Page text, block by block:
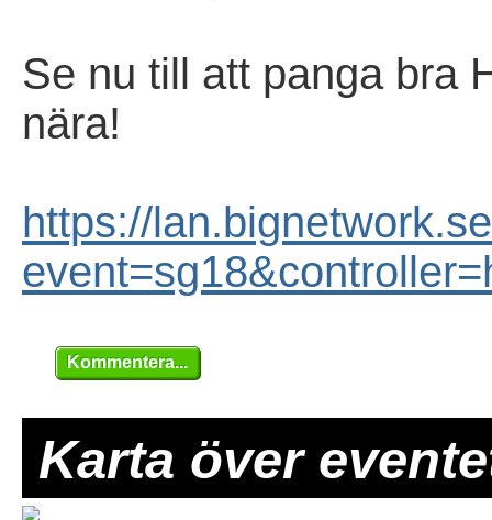
Se nu till att panga bra
nära!
https://
Kommentera...
Karta över